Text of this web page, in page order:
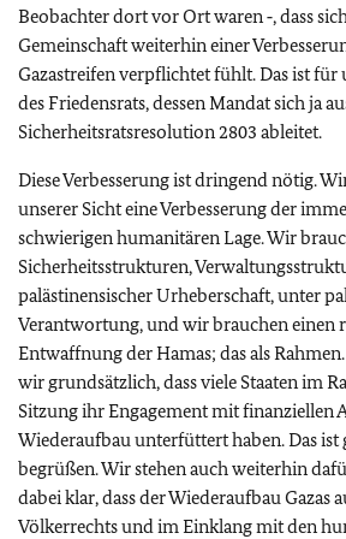
Beobachter dort vor Ort waren ‑, dass
Gemeinschaft weiterhin einer
Gazastreifen verpflichtet fühlt. Das ist für
des Friedensrats, dessen Mandat sich ja
Sicherheitsratsresolution 2803 ableitet.
Diese Verbesserung ist dringend nötig.
unserer Sicht eine Verbesserung der
schwierigen humanitären Lage. Wir
Sicherheitsstrukturen,
palästinensischer Urheberschaft, unter
Verantwortung, und wir brauchen einen
Entwaffnung der Hamas; das als
wir grundsätzlich, dass viele Staaten im
Sitzung ihr Engagement mit finanziellen
Wiederaufbau unterfüttert haben. Das
begrüßen. Wir stehen auch weiterhin
dabei klar, dass der Wiederaufbau Gazas
Völkerrechts und im Einklang mit den